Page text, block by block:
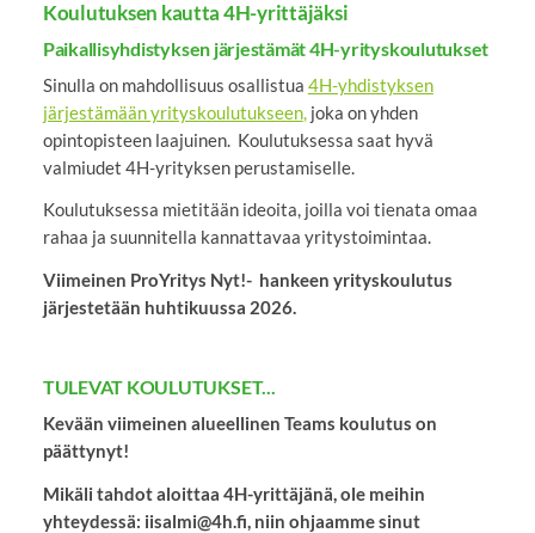
Koulutuksen kautta 4H-yrittäjäksi
Paikallisyhdistyksen järjestämät 4H-yrityskoulutukset
Sinulla on mahdollisuus osallistua 4H-yhdistyksen
järjestämään yrityskoulutukseen, joka on yhden
opintopisteen laajuinen. Koulutuksessa saat hyvä
valmiudet 4H-yrityksen perustamiselle.
Koulutuksessa mietitään ideoita, joilla voi tienata omaa
rahaa ja suunnitella kannattavaa yritystoimintaa.
Viimeinen ProYritys Nyt!- hankeen yrityskoulutus
järjestetään huhtikuussa 2026.
TULEVAT KOULUTUKSET...
Kevään viimeinen alueellinen Teams koulutus on
päättynyt!
Mikäli tahdot aloittaa 4H-yrittäjänä, ole meihin
yhteydessä: iisalmi@4h.fi, niin ohjaamme sinut